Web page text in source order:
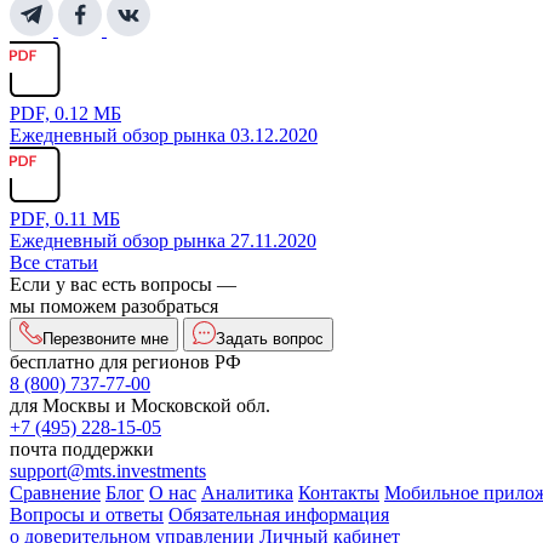
PDF, 0.12 МБ
Ежедневный обзор рынка 03.12.2020
PDF, 0.11 МБ
Ежедневный обзор рынка 27.11.2020
Все статьи
Если у вас есть вопросы —
мы поможем разобраться
Перезвоните мне Задать вопрос
бесплатно для регионов РФ
8 (800) 737-77-00
для Москвы и Московской обл.
+7 (495) 228-15-05
почта поддержки
support@mts.investments
Сравнение Блог О нас Аналитика Контакты Мобильное
Вопросы и ответы Обязательная информация
о доверительном управлении Личный кабинет